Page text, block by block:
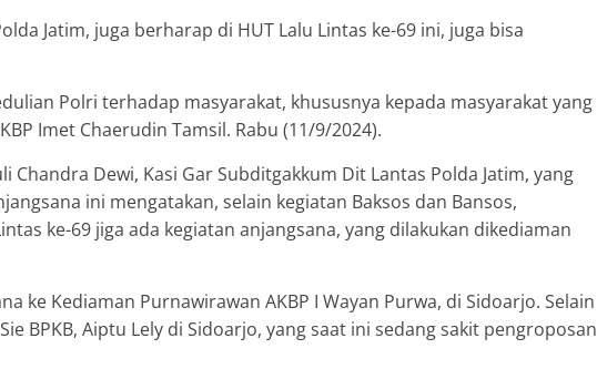
Jatim, juga berharap di HUT Lalu Lintas ke-69 ini, juga bisa
Polri terhadap masyarakat, khususnya kepada masyarakat yang
Imet Chaerudin Tamsil. Rabu (11/9/2024).
Chandra Dewi, Kasi Gar Subditgakkum Dit Lantas Polda Jatim, yang
ini mengatakan, selain kegiatan Baksos dan Bansos,
ke-69 jiga ada kegiatan anjangsana, yang dilakukan dikediaman
ke Kediaman Purnawirawan AKBP I Wayan Purwa, di Sidoarjo. Selain
BPKB, Aiptu Lely di Sidoarjo, yang saat ini sedang sakit pengroposan